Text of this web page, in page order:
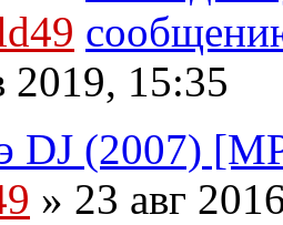
2019, 15:35
DJ (2007)
» 23 авг